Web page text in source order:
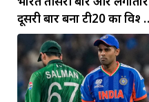
दूसरी बार बना टी20 का विश्व
विजेता